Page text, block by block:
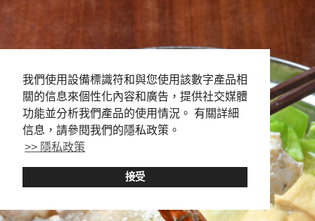
我們使用設備標識符和與您使用該數字產品相
關的信息來個性化內容和廣告，提供社交媒體
功能並分析我們產品的使用情況。 有關詳細
信息，請參閱我們的隱私政策。
>> 隱私政策
接受